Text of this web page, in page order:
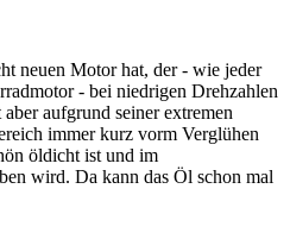
neuen Motor hat, der - wie jeder
- bei niedrigen Drehzahlen
aufgrund seiner extremen
immer kurz vorm Verglühen
öldicht ist und im
wird. Da kann das Öl schon mal